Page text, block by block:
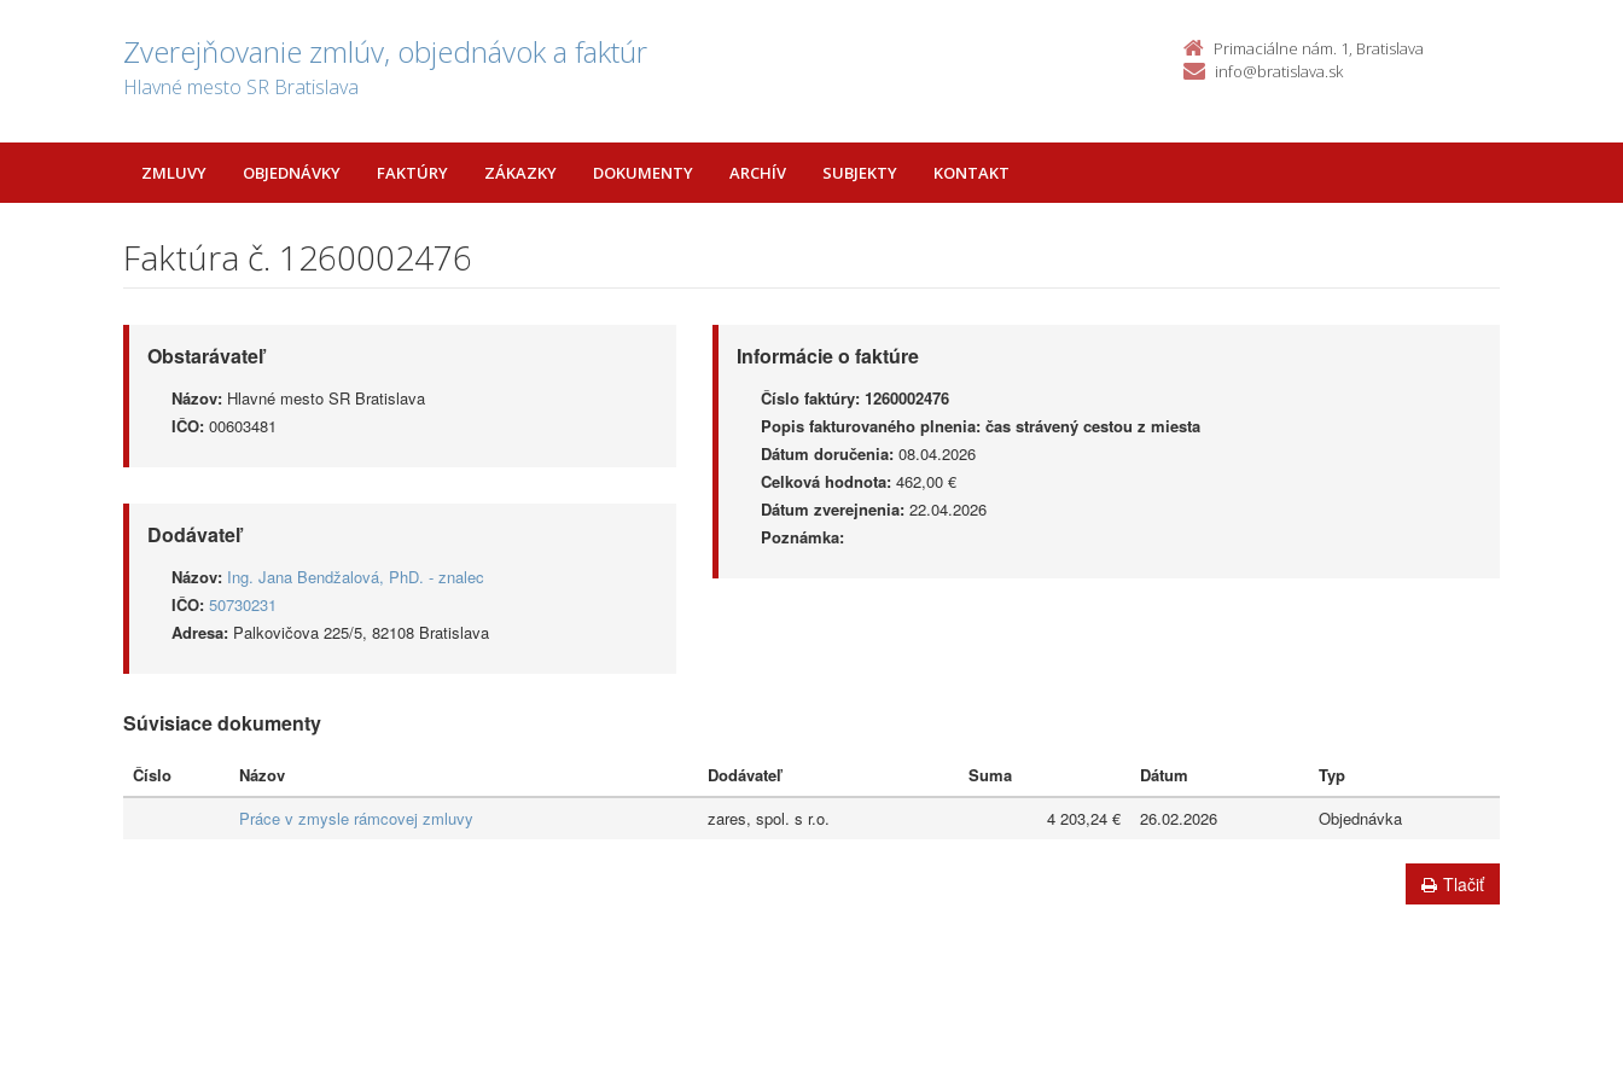
Zverejňovanie zmlúv, objednávok a faktúr
Hlavné mesto SR Bratislava
Primaciálne nám. 1, Bratislava
info@bratislava.sk
ZMLUVY OBJEDNÁVKY FAKTÚRY ZÁKAZKY DOKUMENTY ARCHÍV SUBJEKTY KONTAKT
Faktúra č. 1260002476
Obstarávateľ
Názov: Hlavné mesto SR Bratislava
IČO: 00603481
Dodávateľ
Názov: Ing. Jana Bendžalová, PhD. - znalec
IČO: 50730231
Adresa: Palkovičova 225/5, 82108 Bratislava
Informácie o faktúre
Číslo faktúry: 1260002476
Popis fakturovaného plnenia: čas strávený cestou z miesta
Dátum doručenia:08.04.2026
Celková hodnota:462,00 €
Dátum zverejnenia:22.04.2026
Poznámka:
Súvisiace dokumenty
Číslo Názov Dodávateľ Suma Dátum
Typ
Práce v zmysle rámcovej zmluvy
zares, spol. s r.o. 4 203,24 € 26.02.2026 Objednávka
Tlačiť